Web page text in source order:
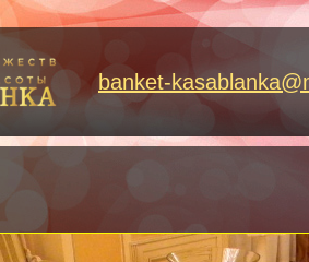
banket-kasablanka@